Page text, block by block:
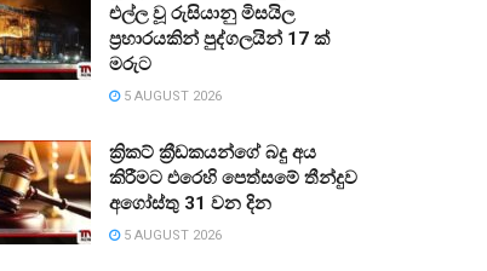
එල්ල වූ රුසියානු මිසයිල
ප්‍රහාරයකින් පුද්ගලයින් 17 ක්
මරුට
5 AUGUST 2026
ක්‍රිකට් ක්‍රීඩකයන්ගේ බදු අය
කිරීමට එරෙහි පෙත්සමේ තීන්දුව
අගෝස්තු 31 වන දින
5 AUGUST 2026